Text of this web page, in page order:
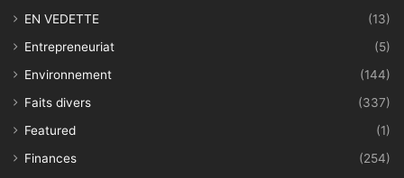
EN VEDETTE
(13)
Entrepreneuriat
(5)
Environnement
(144)
Faits divers
(337)
Featured
(1)
Finances
(254)